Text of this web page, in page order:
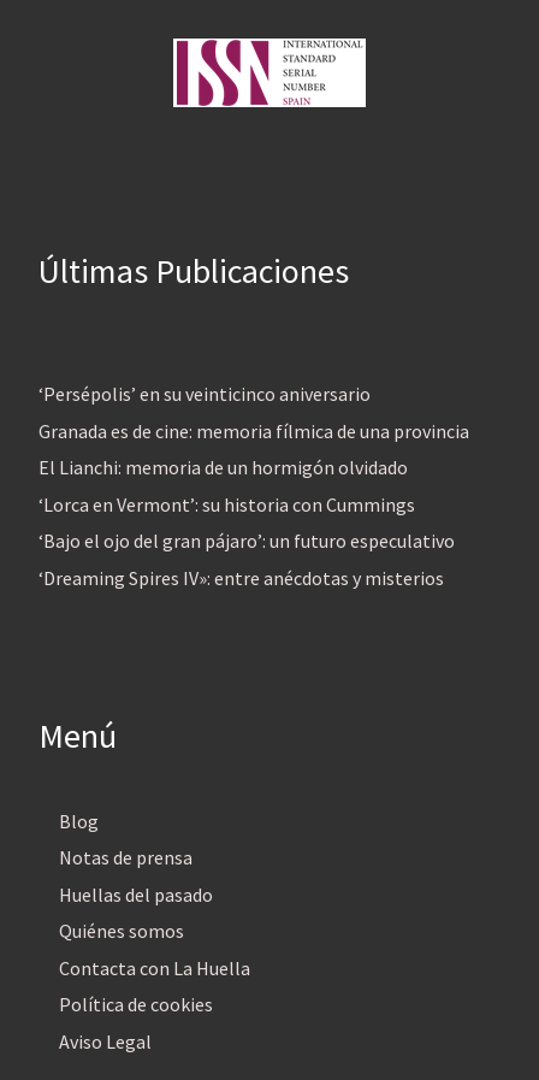
Últimas Publicaciones
‘Persépolis’ en su veinticinco aniversario
Granada es de cine: memoria fílmica de una provincia
El Lianchi: memoria de un hormigón olvidado
‘Lorca en Vermont’: su historia con Cummings
‘Bajo el ojo del gran pájaro’: un futuro especulativo
‘Dreaming Spires IV»: entre anécdotas y misterios
Menú
Blog
Notas de prensa
Huellas del pasado
Quiénes somos
Contacta con La Huella
Política de cookies
Aviso Legal